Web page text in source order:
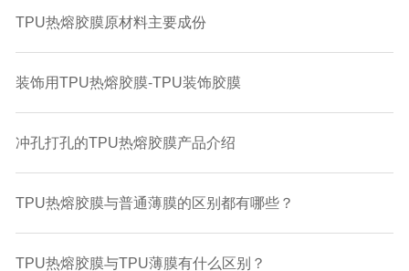
TPU热熔胶膜原材料主要成份
装饰用TPU热熔胶膜-TPU装饰胶膜
冲孔打孔的TPU热熔胶膜产品介绍
TPU热熔胶膜与普通薄膜的区别都有哪些？
TPU热熔胶膜与TPU薄膜有什么区别？